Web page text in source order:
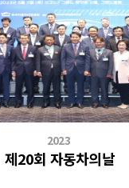
2023
제20회 자동차의날